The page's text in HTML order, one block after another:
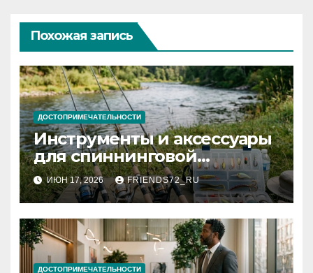
Похожая запись
ДОСТОПРИМЕЧАТЕЛЬНОСТИ
Инструменты и аксессуары
для спиннинговой
рыбалки: назначение и
типы
ИЮН 17, 2026 FRIENDS72_RU
ДОСТОПРИМЕЧАТЕЛЬНОСТИ